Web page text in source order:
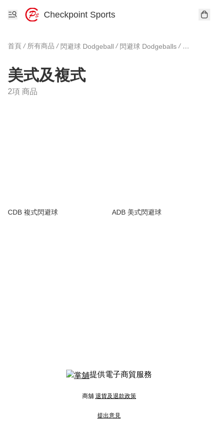
Checkpoint Sports
首頁 / 所有商品 / 閃避球 Dodgeball / 閃避球 Dodgeballs / 美式及複式
美式及複式
2項 商品
CDB 複式閃避球 ADB 美式閃避球
提供電子商貿服務
商舖 退貨及退款政策
提出意見